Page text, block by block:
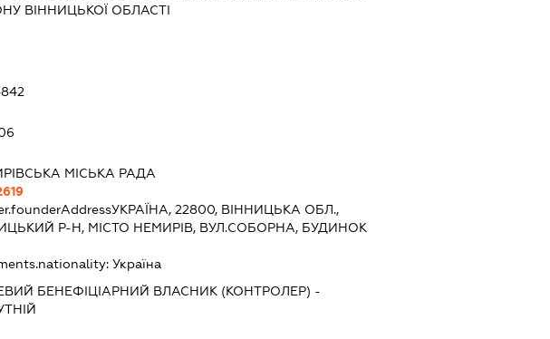
ВІННИЦЬКОЇ ОБЛАСТІ
МІСЬКА РАДА
УКРАЇНА, 22800, ВІННИЦЬКА ОБЛ.,
Р-Н, МІСТО НЕМИРІВ, ВУЛ.СОБОРНА, БУДИНОК
Україна
БЕНЕФІЦІАРНИЙ ВЛАСНИК (КОНТРОЛЕР) -